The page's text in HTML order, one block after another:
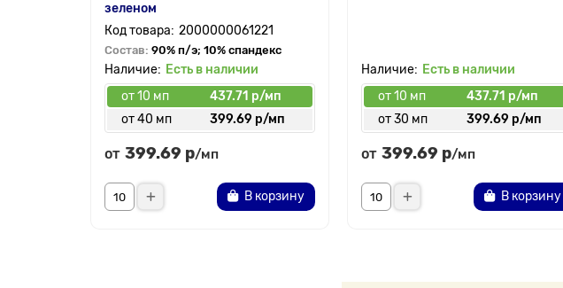
зеленом
2000000061221
Состав: 90% п/э; 10% спандекс
Есть в наличии
от 10 мп
437.71 р/мп
от 40 мп
399.69 р/мп
от 399.69 р/мп
В корзину
Есть в наличии
от 10 мп
437.71 р/мп
от 30 мп
399.69 р/мп
от 399.69 р/мп
В корзину